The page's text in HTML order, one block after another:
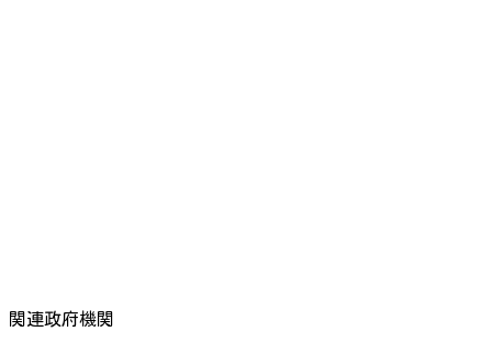
関連政府機関